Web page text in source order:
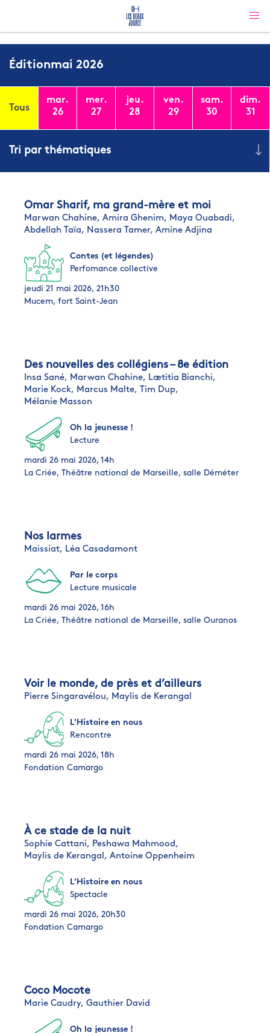
Éditionmai 2026
Tous
mar.
26
mer.
27
jeu.
28
ven.
29
sam.
30
dim.
31
Tri par thématiques
Omar Sharif, ma grand-mère et moi
Marwan Chahine, Amira Ghenim, Maya Ouabadi,
Abdellah Taïa, Nassera Tamer, Amine Adjina
Contes (et légendes)
Perfomance collective
jeudi 21 mai 2026, 21h30
Mucem, fort Saint-Jean
Des nouvelles des collégiens – 8e édition
Insa Sané, Marwan Chahine, Lætitia Bianchi,
Marie Kock, Marcus Malte, Tim Dup,
Mélanie Masson
Oh la jeunesse !
Lecture
mardi 26 mai 2026, 14h
La Criée, Théâtre national de Marseille, salle Déméter
Nos larmes
Maissiat, Léa Casadamont
Par le corps
Lecture musicale
mardi 26 mai 2026, 16h
La Criée, Théâtre national de Marseille, salle Ouranos
Voir le monde, de près et d’ailleurs
Pierre Singaravélou, Maylis de Kerangal
L'Histoire en nous
Rencontre
mardi 26 mai 2026, 18h
Fondation Camargo
À ce stade de la nuit
Sophie Cattani, Peshawa Mahmood,
Maylis de Kerangal, Antoine Oppenheim
L'Histoire en nous
Spectacle
mardi 26 mai 2026, 20h30
Fondation Camargo
Coco Mocote
Marie Caudry, Gauthier David
Oh la jeunesse !